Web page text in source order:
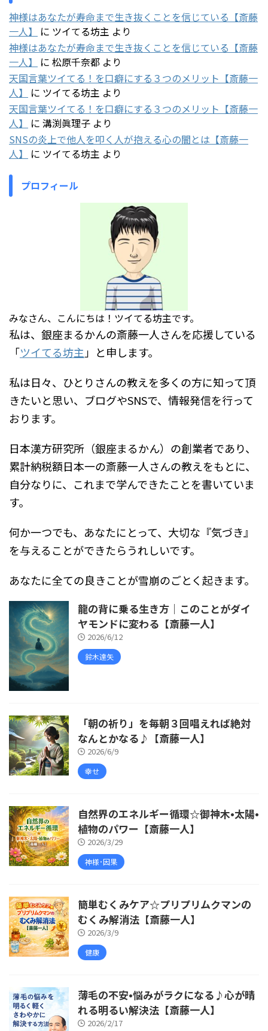
神様はあなたが寿命まで生き抜くことを信じている【斎藤
一人】
に ツイてる坊主 より
神様はあなたが寿命まで生き抜くことを信じている【斎藤
一人】
に 松原千奈都 より
天国言葉ツイてる！を口癖にする３つのメリット【斎藤一
人】
に ツイてる坊主 より
天国言葉ツイてる！を口癖にする３つのメリット【斎藤一
人】
に 溝渕眞理子 より
SNSの炎上で他人を叩く人が抱える心の闇とは【斎藤一
人】
に ツイてる坊主 より
プロフィール
みなさん、こんにちは！ツイてる坊主です。
私は、銀座まるかんの斎藤一人さんを応援している
「ツイてる坊主 」と申します。
私は日々、ひとりさんの教えを多くの方に知って頂
きたいと思い、ブログやSNSで、情報発信を行って
おります。
日本漢方研究所（銀座まるかん）の創業者であり、
累計納税額日本一の斎藤一人さんの教えをもとに、
自分なりに、これまで学んできたことを書いていま
す。
何か一つでも、あなたにとって、大切な『気づき』
を与えることができたらうれしいです。
あなたに全ての良きことが雪崩のごとく起きます。
龍の背に乗る生き方｜このことがダイ
ヤモンドに変わる【斎藤一人】
2026/6/12
鈴木達矢
「朝の祈り」を毎朝３回唱えれば絶対
なんとかなる♪【斎藤一人】
2026/6/9
幸せ
自然界のエネルギー循環☆御神木•太陽•
植物のパワー【斎藤一人】
2026/3/29
神様･因果
簡単むくみケア☆プリプリムクマンの
むくみ解消法【斎藤一人】
2026/3/9
健康
薄毛の不安•悩みがラクになる♪心が晴
れる明るい解決法【斎藤一人】
2026/2/17